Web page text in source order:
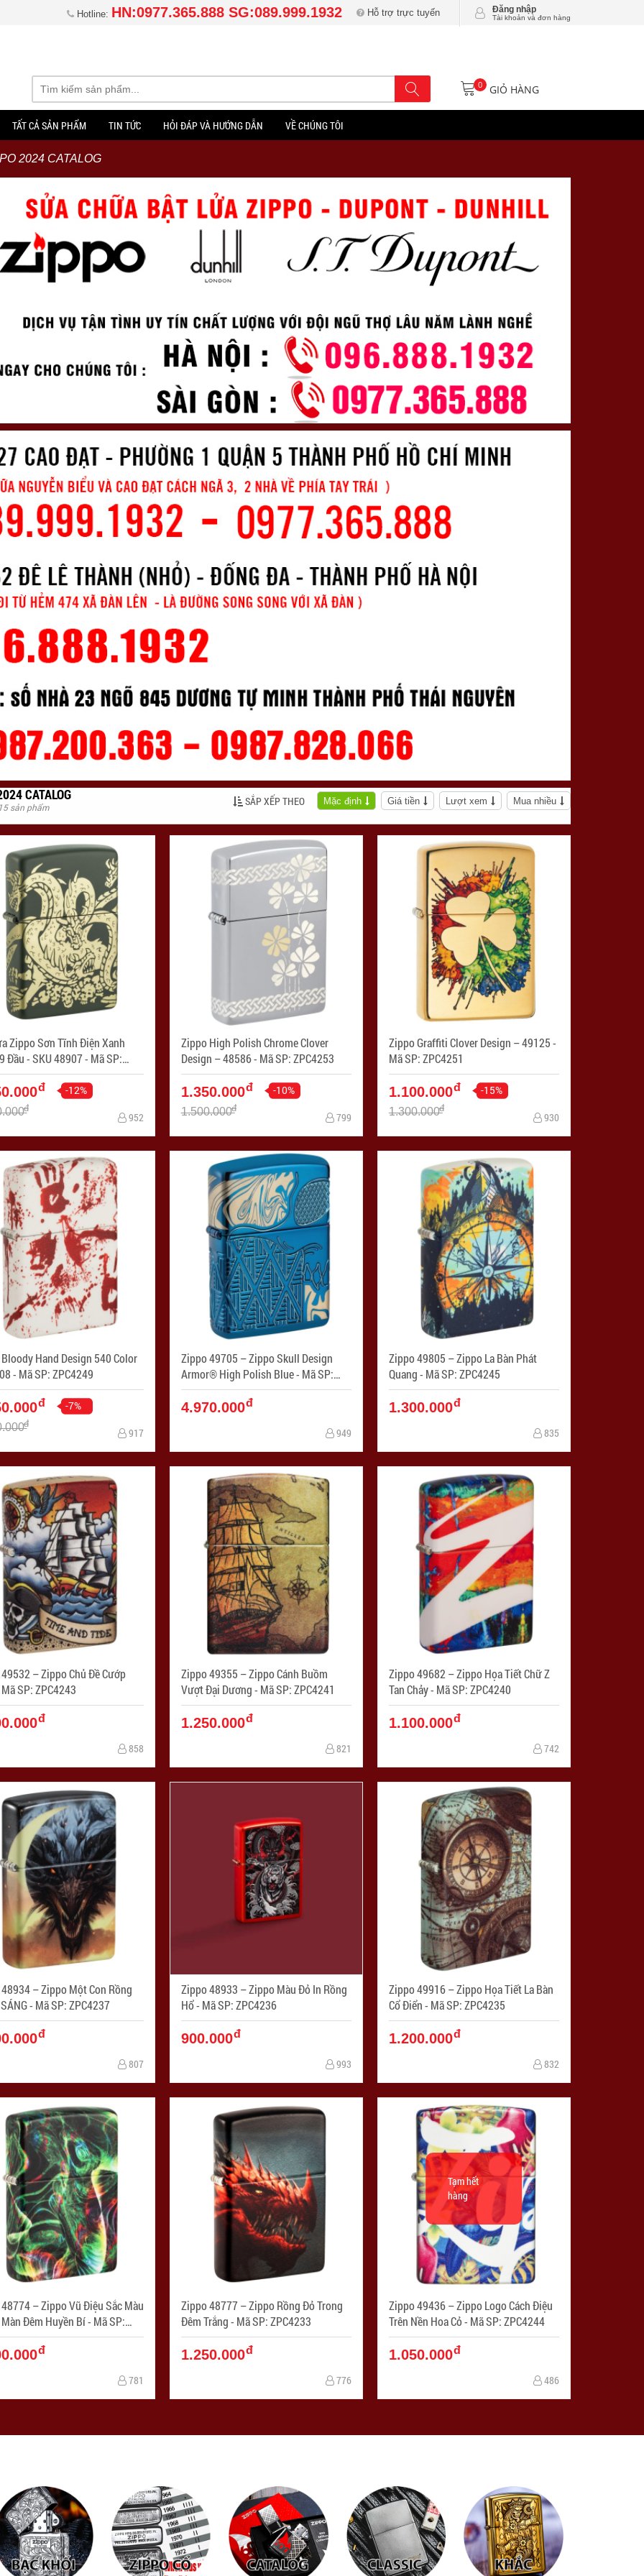
Hotline: HN:0977.365.888 SG:089.999.1932 Hỗ trợ trực tuyến Đăng nhập
Tài khoản và đơn hàng
0 GIỎ HÀNG
TẤT CẢ SẢN PHẨM TIN TỨC HỎI ĐÁP VÀ HƯỚNG DẪN VỀ CHÚNG TÔI
2024 CATALOG
CATALOG
sản phẩm SẮP XẾP THEO Mặc định Giá tiền Lượt xem Mua nhiều
Zippo Sơn Tĩnh Điện Xanh
- SKU 48907 - Mã SP:
đ -12%
đ
952
Zippo High Polish Chrome Clover
Design – 48586 - Mã SP: ZPC4253
1.350.000đ -10%
1.500.000đ
799
Zippo Graffiti Clover Design – 49125 -
Mã SP: ZPC4251
1.100.000đ -15%
1.300.000đ
930
Hand Design 540 Color
– 49808 - Mã SP: ZPC4249
đ -7%
đ
917
Zippo 49705 – Zippo Skull Design
Armor® High Polish Blue - Mã SP:
ZPC4246
4.970.000đ
949
Zippo 49805 – Zippo La Bàn Phát
Quang - Mã SP: ZPC4245
1.300.000đ
835
– Zippo Chủ Đề Cướp
- Mã SP: ZPC4243
đ
858
Zippo 49355 – Zippo Cánh Buồm
Vượt Đại Dương - Mã SP: ZPC4241
1.250.000đ
821
Zippo 49682 – Zippo Họa Tiết Chữ Z
Tan Chảy - Mã SP: ZPC4240
1.100.000đ
742
– Zippo Một Con Rồng
PHÁT SÁNG - Mã SP: ZPC4237
đ
807
Zippo 48933 – Zippo Màu Đỏ In Rồng
Hổ - Mã SP: ZPC4236
900.000đ
993
Zippo 49916 – Zippo Họa Tiết La Bàn
Cổ Điển - Mã SP: ZPC4235
1.200.000đ
832
– Zippo Vũ Điệu Sắc Màu
Đêm Huyền Bí - Mã SP:
đ
781
Zippo 48777 – Zippo Rồng Đỏ Trong
Đêm Trắng - Mã SP: ZPC4233
1.250.000đ
776
Zippo 49436 – Zippo Logo Cách Điệu
Trên Nền Hoa Cỏ - Mã SP: ZPC4244
Tạm hết
hàng
1.050.000đ
486